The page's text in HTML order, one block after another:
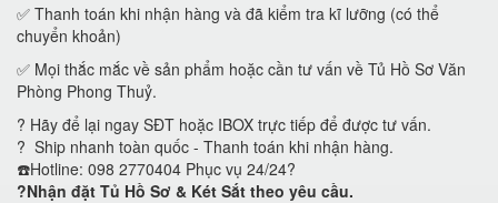
✅ Thanh toán khi nhận hàng và đã kiểm tra kĩ lưỡng (có thể
chuyển khoản)
✅ Mọi thắc mắc về sản phẩm hoặc cần tư vấn về Tủ Hồ Sơ Văn
Phòng Phong Thuỷ.
? Hãy để lại ngay SĐT hoặc IBOX trực tiếp để được tư vấn.
? Ship nhanh toàn quốc - Thanh toán khi nhận hàng.
☎️Hotline: 098 2770404 Phục vụ 24/24?
?Nhận đặt Tủ Hồ Sơ & Két Sắt theo yêu cầu.